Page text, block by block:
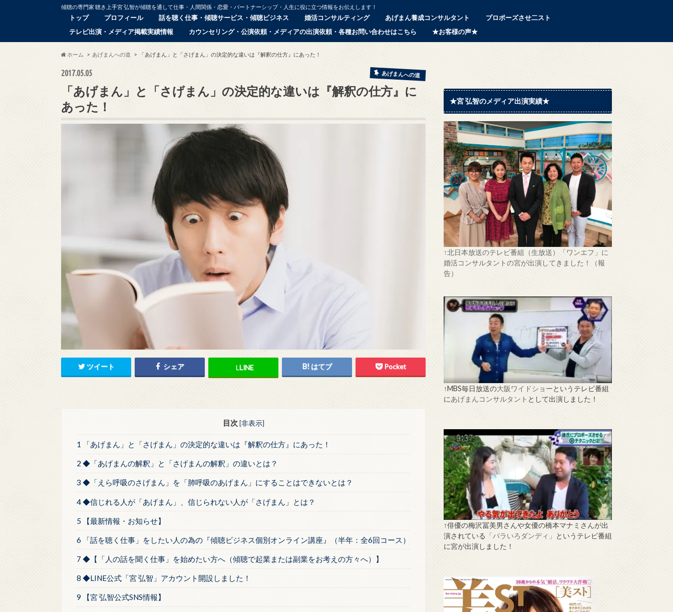
傾聴の専門家 聴き上手宮 弘智が傾聴を通して仕事・人間関係・恋愛・パートナーシップ・人生に役に立つ情報をお伝えします！
トップ プロフィール 話を聴く仕事・傾聴サービス・傾聴ビジネス 婚活コンサルティング あげまん養成コンサルタント
プロポーズさせ二スト
テレビ出演・メディア掲載実績情報
カウンセリング・公演依頼・メディアの出演依頼・各種お問い合わせはこちら ★お客様の声★
ホーム あげまんへの道 「あげまん」と「さげまん」の決定的な違いは『解釈の仕方』にあった！
2017.05.05 あげまんへの道
「あげまん」と「さげまん」の決定的な違いは『解釈の仕方』に
あった！
ツイート シェア LLINE はてブ Pocket
目次 [非表示]
1 「あげまん」と「さげまん」の決定的な違いは『解釈の仕方』にあった！
2 ◆「あげまんの解釈」と「さげまんの解釈」の違いとは？
3 ◆「えら呼吸のさげまん」を「肺呼吸のあげまん」にすることはできないとは？
4 ◆信じれる人が「あげまん」、信じられない人が「さげまん」とは？
5 【最新情報・お知らせ】
6 「話を聴く仕事」をしたい人の為の『傾聴ビジネス個別オンライン講座』（半年：全6回コース）
7 ◆【「人の話を聞く仕事」を始めたい方へ（傾聴で起業または副業をお考えの方々へ）】
8 ◆LINE公式「宮 弘智」アカウント開設しました！
9 【宮 弘智公式SNS情報】
★宮 弘智のメディア出演実績★
↑北日本放送のテレビ番組（生放送）「ワンエフ」に
婚活コンサルタントの宮が出演してきました！（報
告）
↑MBS毎日放送の大阪ワイドショーというテレビ番組
にあげまんコンサルタント として出演しました！
↑俳優の梅沢冨美男さんや女優の橋本マナミさんが出
演されている 「バラいろダンディ」 というテレビ番組
に宮が出演しました！